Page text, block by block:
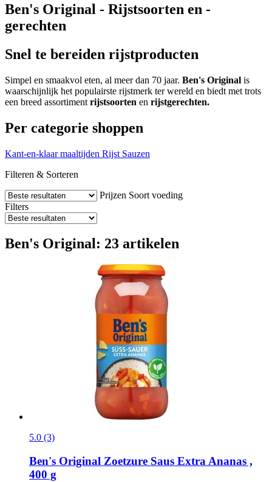
Ben's Original - Rijstsoorten en -
gerechten
Snel te bereiden rijstproducten
Simpel en smaakvol eten, al meer dan 70 jaar. Ben's Original is
waarschijnlijk het populairste rijstmerk ter wereld en biedt met trots
een breed assortiment rijstsoorten en rijstgerechten.
Per categorie shoppen
Kant-en-klaar maaltijden Rijst Sauzen
Filteren & Sorteren
Prijzen Soort voeding
Filters
Ben's Original: 23 artikelen
5.0 (3)
Ben's Original Zoetzure Saus Extra Ananas ,
400 g